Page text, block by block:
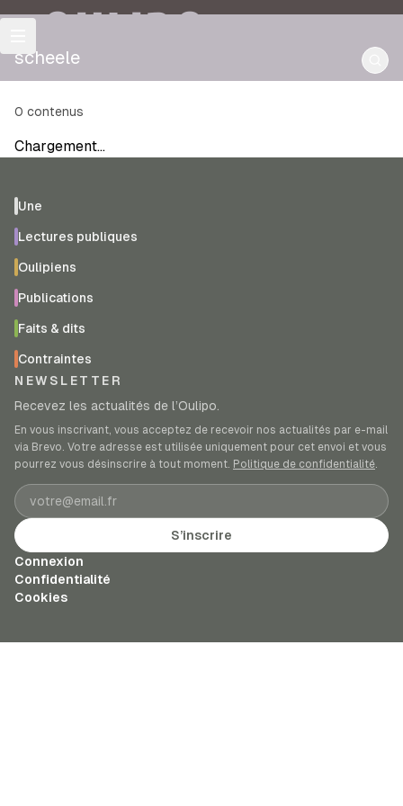
OULIPO
scheele
0 contenus
Chargement…
Une
Lectures publiques
Oulipiens
Publications
Faits & dits
Contraintes
NEWSLETTER
Recevez les actualités de l’Oulipo.
En vous inscrivant, vous acceptez de recevoir nos actualités par e-mail
via Brevo. Votre adresse est utilisée uniquement pour cet envoi et vous
pourrez vous désinscrire à tout moment. Politique de confidentialité.
Adresse e-mail
S’inscrire
Connexion
Confidentialité
Cookies